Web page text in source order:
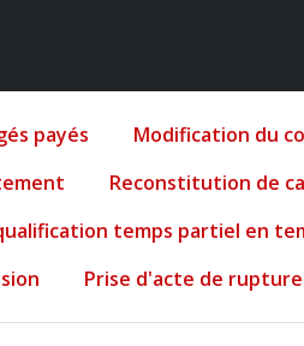
payés
Modification du
Reconstitution de
temps partiel en
Prise d'acte de rupture